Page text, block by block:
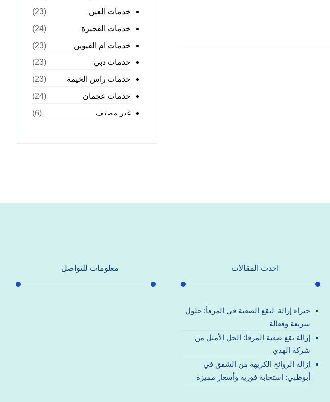
خدمات العين
(23)
خدمات الفجيرة
(24)
خدمات ام القيوين
(23)
خدمات دبي
(23)
خدمات راس الخيمة
(23)
خدمات عجمان
(24)
غير مصنف
(6)
احدث المقالات
خبراء إزالة البقع الصعبة في المرفأ: حلول
سريعة وفعالة
إزالة بقع صعبة المرفأ: الحل الأمثل من
شركة الهدي
إزالة الروائح الكريهة من الشقق في
أبوظبي: استجابة فورية وأسعار مميزة
معلومات للتواصل